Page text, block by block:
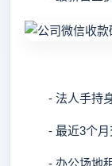
- 法人手持身
- 最近3个月
- 办公场地租